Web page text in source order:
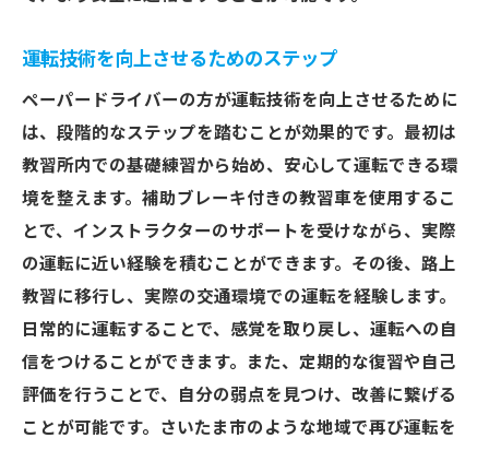
運転技術を向上させるためのステップ
ペーパードライバーの方が運転技術を向上させるために
は、段階的なステップを踏むことが効果的です。最初は
教習所内での基礎練習から始め、安心して運転できる環
境を整えます。補助ブレーキ付きの教習車を使用するこ
とで、インストラクターのサポートを受けながら、実際
の運転に近い経験を積むことができます。その後、路上
教習に移行し、実際の交通環境での運転を経験します。
日常的に運転することで、感覚を取り戻し、運転への自
信をつけることができます。また、定期的な復習や自己
評価を行うことで、自分の弱点を見つけ、改善に繋げる
ことが可能です。さいたま市のような地域で再び運転を